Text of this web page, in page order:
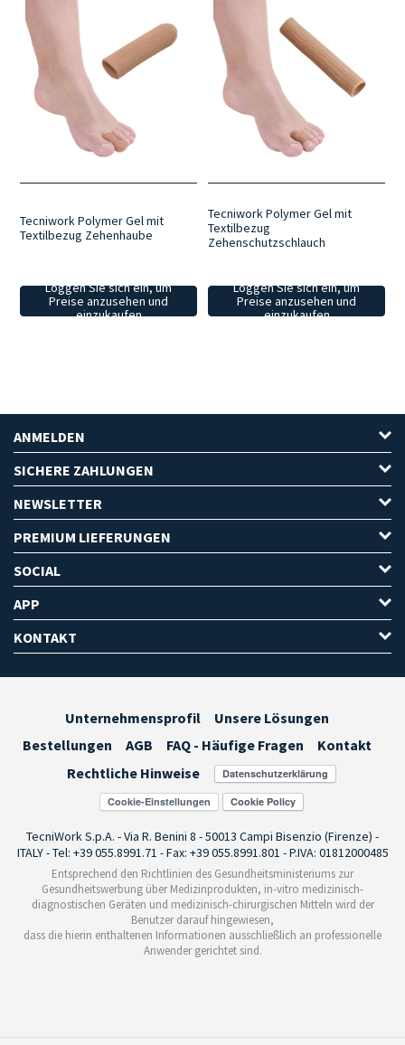
Tecniwork Polymer Gel mit
Textilbezug Zehenhaube
Loggen Sie sich ein, um
Preise anzusehen und
einzukaufen
Tecniwork Polymer Gel mit
Textilbezug
Zehenschutzschlauch
Loggen Sie sich ein, um
Preise anzusehen und
einzukaufen
ANMELDEN
SICHERE ZAHLUNGEN
NEWSLETTER
PREMIUM LIEFERUNGEN
SOCIAL
APP
KONTAKT
Unternehmensprofil
Unsere Lösungen
Bestellungen
AGB FAQ - Häufige Fragen
Kontakt
Rechtliche Hinweise
Cookie-Einstellungen
TecniWork S.p.A. - Via R. Benini 8 - 50013 Campi Bisenzio (Firenze) -
ITALY - Tel: +39 055.8991.71 - Fax: +39 055.8991.801 - P.IVA: 01812000485
Entsprechend den Richtlinien des Gesundheitsministeriums zur
Gesundheitswerbung über Medizinprodukten, in-vitro medizinisch-
diagnostischen Geräten und medizinisch-chirurgischen Mitteln wird der
Benutzer darauf hingewiesen,
dass die hierin enthaltenen Informationen ausschließlich an professionelle
Anwender gerichtet sind.